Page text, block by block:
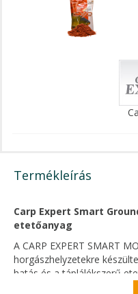
Termékleírás
Carp Expert Smart
etetőanyag
A CARP EXPERT SMART
horgászhelyzetekre
hatás és a táplálékszerű
összetettebb etetőanyag-